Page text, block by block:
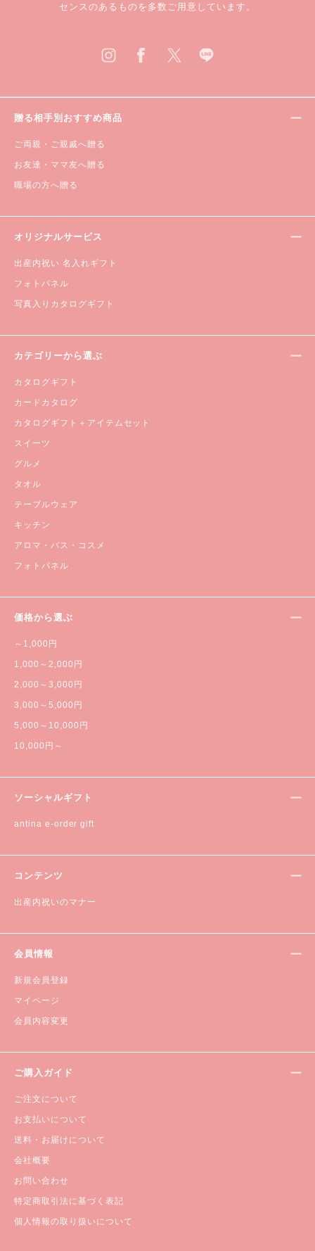
センスのあるものを多数ご用意しています。
贈る相手別おすすめ商品
ご両親・ご親戚へ贈る
お友達・ママ友へ贈る
職場の方へ贈る
オリジナルサービス
出産内祝い 名入れギフト
フォトパネル
写真入りカタログギフト
カテゴリーから選ぶ
カタログギフト
カードカタログ
カタログギフト＋アイテムセット
スイーツ
グルメ
タオル
テーブルウェア
キッチン
アロマ・バス・コスメ
フォトパネル
価格から選ぶ
～1,000円
1,000～2,000円
2,000～3,000円
3,000～5,000円
5,000～10,000円
10,000円～
ソーシャルギフト
antina e-order gift
コンテンツ
出産内祝いのマナー
会員情報
新規会員登録
マイページ
会員内容変更
ご購入ガイド
ご注文について
お支払いについて
送料・お届けについて
会社概要
お問い合わせ
特定商取引法に基づく表記
個人情報の取り扱いについて